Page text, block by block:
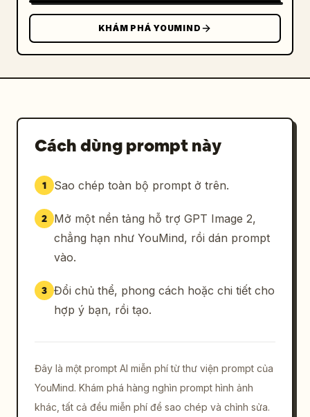
KHÁM PHÁ YOUMIND
Cách dùng prompt này
1 Sao chép toàn bộ prompt ở trên.
2
Mở một nền tảng hỗ trợ GPT Image 2,
chẳng hạn như YouMind, rồi dán prompt
vào.
3 Đổi chủ thể, phong cách hoặc chi tiết cho
hợp ý bạn, rồi tạo.
Đây là một prompt AI miễn phí từ thư viện prompt của
YouMind. Khám phá hàng nghìn prompt hình ảnh
khác, tất cả đều miễn phí để sao chép và chỉnh sửa.